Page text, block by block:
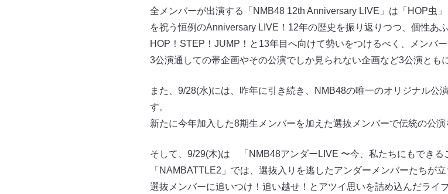
全メンバーが出演する「NMB48 12th Anniversary LIVE」は「HOP虫
を祝う恒例のAnniversary LIVE！12年の歴史を振り返りつつ、個性あ
HOP！STEP！JUMP！と13年目へ向けて勢いをつけるべく、メンバー
3公演通しての帯企画やその公演でしか見られない企画など3公演とも
また、9/28(水)には、昨年に引き続き、NMB48の唯一のオリジナル公
す。
新たに今年加入した8期生メンバーを加えた選抜メンバーで伝統の公演
そして、9/29(木)は 「NMB48アンダーLIVE 〜今、私たちにもできる
「NAMBATTLE2」では、選抜入りを逃したアンダーメンバーたちが立
選抜メンバーに追いつけ！追い越せ！とアツイ思いを詰め込んだライ